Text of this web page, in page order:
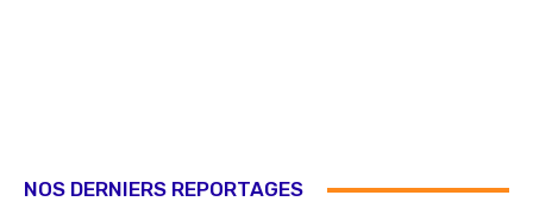
NOS DERNIERS REPORTAGES